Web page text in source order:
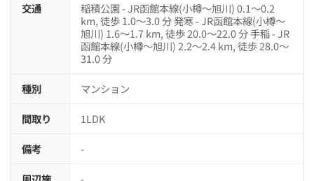
交通
稲積公園 - JR函館本線(小樽～旭川) 0.1～0.2
km, 徒歩 1.0～3.0 分 発寒 - JR函館本線(小樽～
旭川) 1.6～1.7 km, 徒歩 20.0～22.0 分 手稲 - JR
函館本線(小樽～旭川) 2.2～2.4 km, 徒歩 28.0～
31.0 分
種別 マンション
間取り 1LDK
備考 -